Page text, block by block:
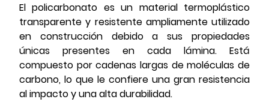
El policarbonato es un material termoplástico
transparente y resistente ampliamente utilizado
en construcción debido a sus propiedades
únicas presentes en cada lámina. Está
compuesto por cadenas largas de moléculas de
carbono, lo que le confiere una gran resistencia
al impacto y una alta durabilidad.